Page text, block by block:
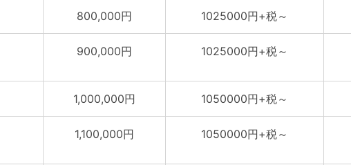
800,000円 1025000円+税～
900,000円 1025000円+税～
1,000,000円 1050000円+税～
1,100,000円 1050000円+税～